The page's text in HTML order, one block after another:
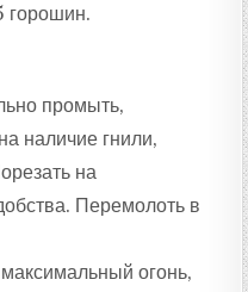
горошин.
промыть,
наличие гнили,
на
Перемолоть в
огонь,